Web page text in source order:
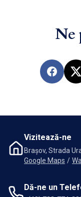
Ne
X
Vizitează-ne
Brașov, Strada
Google Maps /
Dă-ne un